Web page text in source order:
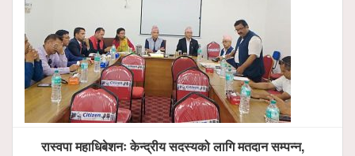
रास्वपा महाधिबेशनः केन्द्रीय सदस्यको लागि मतदान सम्पन्न,